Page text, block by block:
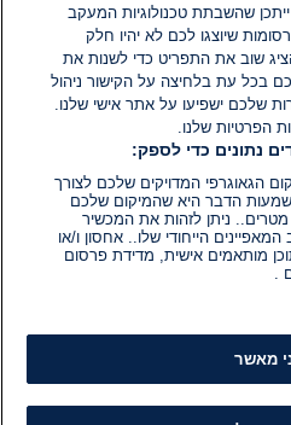
שהשבתת טכנולוגיות המעקב
שיוצגו לכם לא יהיו חלק
שוב את התפריט כדי לשנות את
בכל עת בלחיצה על הקישור ניהול
שלכם ישפיעו על אתר אישי שלנו.
הפרטיות שלנו.
נתונים כדי לספק:
הגאוגרפי המדויקים שלכם לצורך
הדבר היא שהמיקום שלכם
ניתן לזהות את המכשיר
הייחודי שלו.. אחסון ו/או
מותאמים אישית, מדידת פרסום
.
מאשר